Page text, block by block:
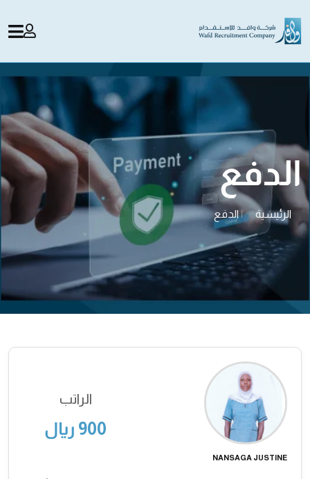
الدفع
الرئيسية |الدفع
NANSAGA JUSTINE
الراتب
900 ريال